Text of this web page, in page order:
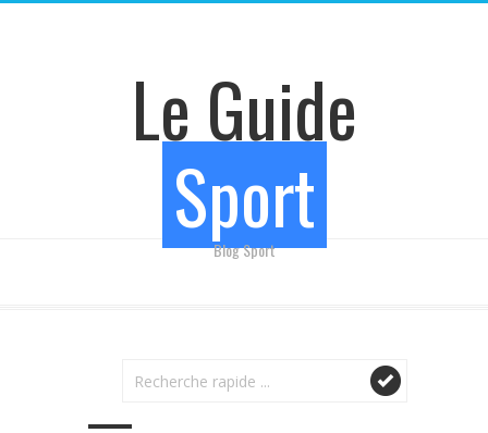
Le Guide
Sport
Blog Sport